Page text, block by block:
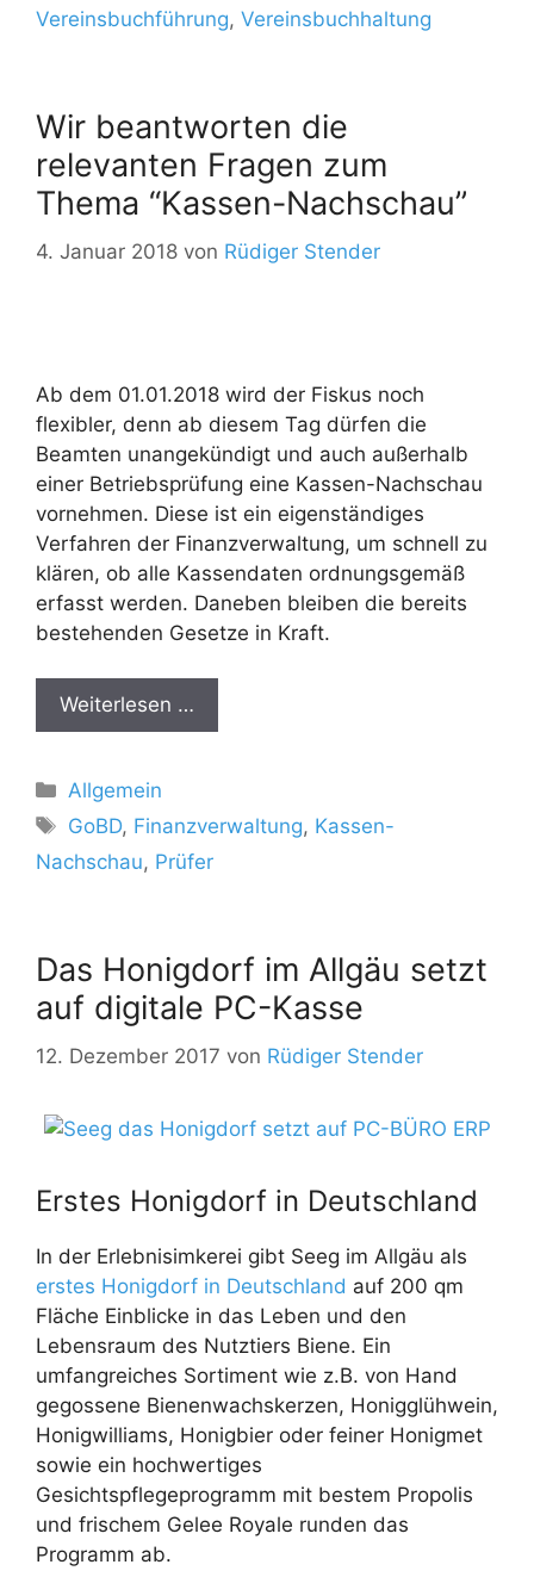
Vereinsbuchführung, Vereinsbuchhaltung
Wir beantworten die
relevanten Fragen zum
Thema “Kassen-Nachschau”
4. Januar 2018 von Rüdiger Stender
Ab dem 01.01.2018 wird der Fiskus noch
flexibler, denn ab diesem Tag dürfen die
Beamten unangekündigt und auch außerhalb
einer Betriebsprüfung eine Kassen-Nachschau
vornehmen. Diese ist ein eigenständiges
Verfahren der Finanzverwaltung, um schnell zu
klären, ob alle Kassendaten ordnungsgemäß
erfasst werden. Daneben bleiben die bereits
bestehenden Gesetze in Kraft.
Weiterlesen …
Kategorien
Allgemein
Schlagwörter
GoBD, Finanzverwaltung, Kassen-
Nachschau, Prüfer
Das Honigdorf im Allgäu setzt
auf digitale PC-Kasse
12. Dezember 2017 von Rüdiger Stender
Erstes Honigdorf in Deutschland
In der Erlebnisimkerei gibt Seeg im Allgäu als
erstes Honigdorf in Deutschland auf 200 qm
Fläche Einblicke in das Leben und den
Lebensraum des Nutztiers Biene. Ein
umfangreiches Sortiment wie z.B. von Hand
gegossene Bienenwachskerzen, Honigglühwein,
Honigwilliams, Honigbier oder feiner Honigmet
sowie ein hochwertiges
Gesichtspflegeprogramm mit bestem Propolis
und frischem Gelee Royale runden das
Programm ab.